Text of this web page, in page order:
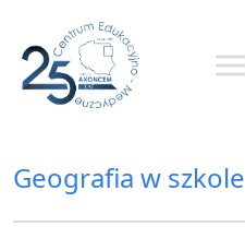
Geografia w szkole